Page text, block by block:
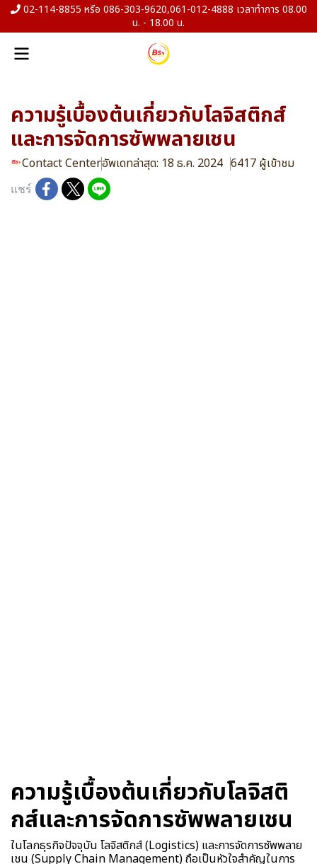
02-114-8855 หรือ 086-303-9620,061-012-4888 เวลาทำการ 08.00
น. - 18.00 น.
ความรู้เบื้องต้นเกี่ยวกับโลจิสติกส์
และการจัดการซัพพลายเชน
Contact Centerอัพเดทล่าสุด: 18 ธ.ค. 2024 6417 ผู้เข้าชม
แชร์
ความรู้เบื้องต้นเกี่ยวกับโลจิสติ
กส์และการจัดการซัพพลายเชน
ในโลกธุรกิจปัจจุบัน โลจิสติกส์ (Logistics) และการจัดการซัพพลาย
เชน (Supply Chain Management) ถือเป็นหัวใจสำคัญในการ